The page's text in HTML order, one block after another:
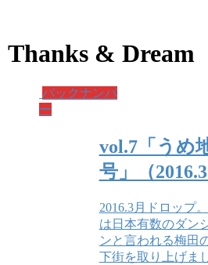
Thanks & Dream
バックナンバ
ー
vol.7「うめ
号」（2016.3
2016.3月ドロップ
は日本有数のダン
ンと言われる梅田
下街を取り上げま